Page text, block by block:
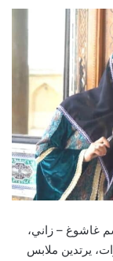
غاشوغ – زاني،
يرتدين ملابس